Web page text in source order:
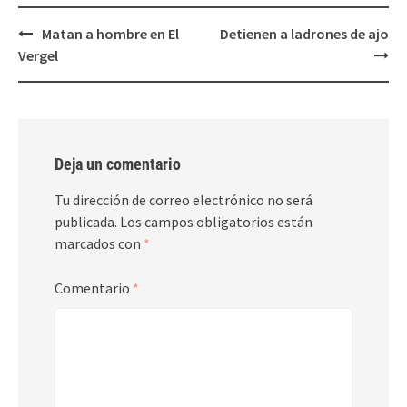
Post
navigation
Matan a hombre en El
Vergel
Detienen a ladrones de ajo
Deja un comentario
Tu dirección de correo electrónico no será
publicada. Los campos obligatorios están
marcados con *
Comentario *